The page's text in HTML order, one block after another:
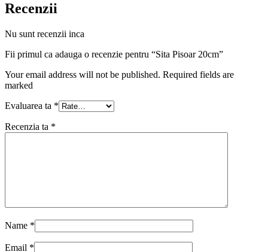
Recenzii
Nu sunt recenzii inca
Fii primul ca adauga o recenzie pentru “Sita Pisoar 20cm”
Your email address will not be published. Required fields are
marked
Evaluarea ta *
Recenzia ta *
Name *
Email *